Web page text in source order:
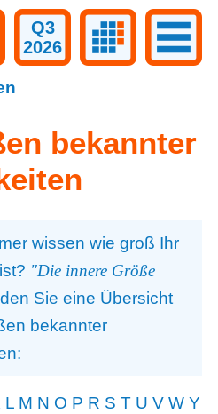
Q3
2026
bekannter
wissen wie groß Ihr
"Die innere Größe
Sie eine Übersicht
bekannter
L M N O P R S T U V W Y